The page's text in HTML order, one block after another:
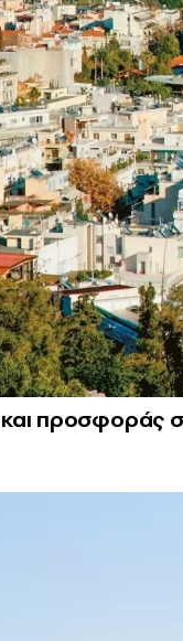
προσφοράς